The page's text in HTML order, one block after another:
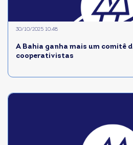
A Bahia ganha mais um comitê
cooperativistas
30/10/2025 10:48